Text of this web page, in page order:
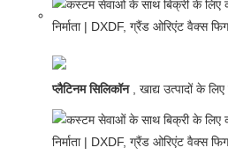
प्लैटिनम सिलिकॉन, खाद्य उत्पादों के